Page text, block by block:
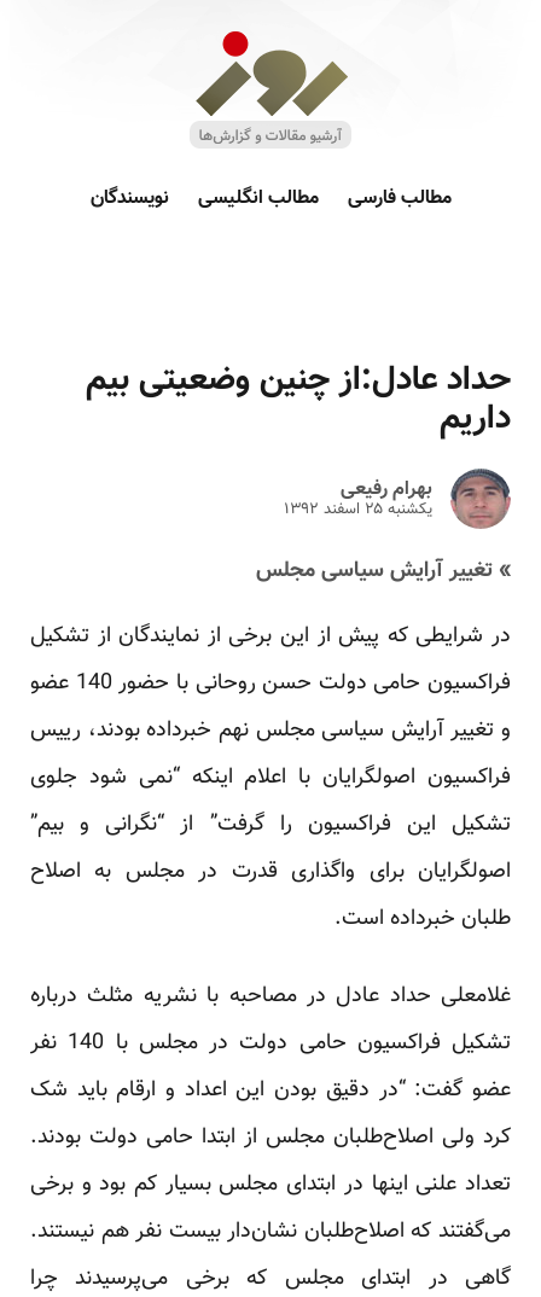
مطالب فارسی مطالب انگلیسی نویسندگان
حداد عادل:از چنین وضعیتی بیم
داریم
بهرام رفیعی
یکشنبه ۲۵ اسفند ۱۳۹۲
» تغییر آرایش سیاسی مجلس
در شرایطی که پیش از این برخی از نمایندگان از تشکیل
فراکسیون حامی دولت حسن روحانی با حضور 140 عضو
و تغییر آرایش سیاسی مجلس نهم خبرداده بودند، رییس
فراکسیون اصولگرایان با اعلام اینکه “نمی شود جلوی
تشکیل این فراکسیون را گرفت” از “نگرانی و بیم”
اصولگرایان برای واگذاری قدرت در مجلس به اصلاح
طلبان خبرداده است.
غلامعلی حداد عادل در مصاحبه بانشریه مثلث درباره
تشکیل فراکسیون حامی دولت در مجلس با 140 نفر
عضو گفت: “در دقیق بودن این اعداد و ارقام باید شک
کرد ولی اصلاح‌طلبان مجلس از ابتدا حامی دولت بودند.
تعداد علنی اینها در ابتدای مجلس بسیار کم بود و برخی
می‌گفتند که اصلاح‌طلبان نشان‌دار بیست نفر هم نیستند.
گاهی در ابتدای مجلس که برخی می‌پرسیدند چرا